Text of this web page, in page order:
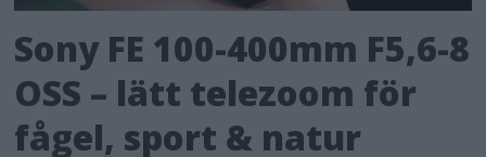
Sony FE 100-400mm F5,6-8
OSS – lätt telezoom för
fågel, sport & natur